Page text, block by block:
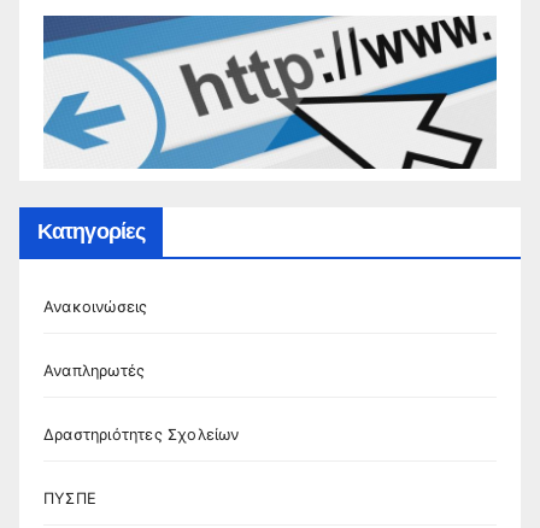
Κατηγορίες
Ανακοινώσεις
Αναπληρωτές
Δραστηριότητες Σχολείων
ΠΥΣΠΕ